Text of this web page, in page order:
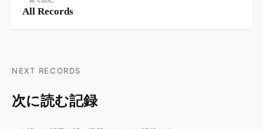
All Records
NEXT RECORDS
次に読む記録